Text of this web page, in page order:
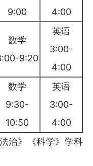
9:00
4:00
数学
9:20
英语
3:00-
4:00
数学
9:30-
10:50
英语
3:00-
4:00
治》《科学》学科